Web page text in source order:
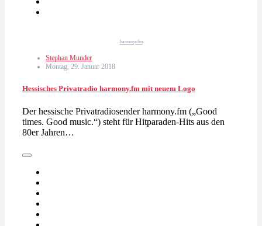
harmony.fm
Stephan Munder
Montag, 29. Januar 2018
Hessisches Privatradio harmony.fm mit neuem Logo
Der hessische Privatradiosender harmony.fm („Good
times. Good music.“) steht für Hitparaden-Hits aus den
80er Jahren…